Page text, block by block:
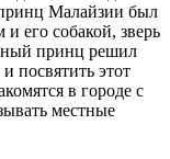
Малайзии был
его собакой, зверь
принц решил
посвятить этот
в городе с
местные